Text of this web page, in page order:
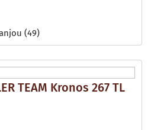
(49)
TEAM Kronos 267 TL